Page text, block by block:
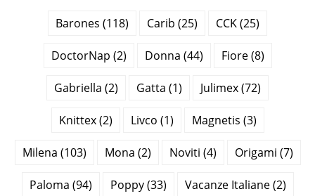
Barones (118) Carib (25) CCK (25)
DoctorNap (2) Donna (44) Fiore (8)
Gabriella (2) Gatta (1) Julimex (72)
Knittex (2) Livco (1) Magnetis (3)
Milena (103) Mona (2) Noviti (4) Origami (7)
Paloma (94) Poppy (33) Vacanze Italiane (2)